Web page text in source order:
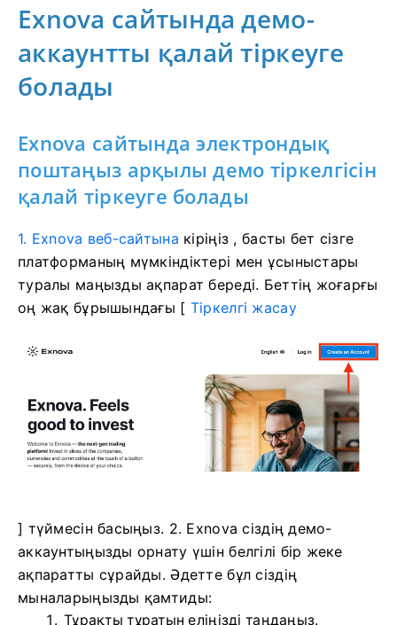
Exnova сайтында демо-
аккаунтты қалай тіркеуге
болады
Exnova сайтында электрондық
поштаңыз арқылы демо тіркелгісін
қалай тіркеуге болады
1. Exnova веб-сайтына кіріңіз , басты бет сізге
платформаның мүмкіндіктері мен ұсыныстары
туралы маңызды ақпарат береді. Беттің жоғарғы
оң жақ бұрышындағы [ Тіркелгі жасау
] түймесін басыңыз. 2. Exnova сіздің демо-
аккаунтыңызды орнату үшін белгілі бір жеке
ақпаратты сұрайды. Әдетте бұл сіздің
мыналарыңызды қамтиды:
Тұрақты тұратын еліңізді таңдаңыз.